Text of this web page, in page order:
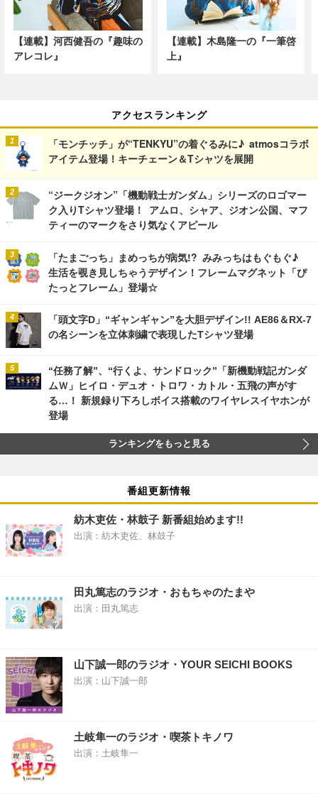
【連載】河西健吾の『趣味の
アレコレ』
【連載】木島隆一の『一筆啓
上』
アクセスランキング
「モンチッチ」が“TENKYU”の着ぐるみに♪ atmosコラボ
アイテム登場！キーチェーン＆Tシャツを展開
“ジークジオン”「機動戦士ガンダム」シリーズのロゴマー
ク入りTシャツ登場！ アムロ、シャア、ジオン公国、マフ
ティーのマークをさり気なくアピール
「たまごっち」まめっちが病気!? みみっちはもぐもぐ♪
生活を覗き見しちゃうデザイン！フレームマグネット「ぴ
たっとフレーム」登場☆
「頭文字D」“ギャンギャン”を大胆デザイン!! AE86＆RX-7
の名シーンを立体刺繍で表現したTシャツ登場
“任務了解”、“行くよ、サンドロック”「新機動戦記ガンダ
ムＷ」ヒイロ・デュオ・トロワ・カトル・五飛の声がす
る…！ 新規録り下ろしボイス搭載のワイヤレスイヤホンが
登場
ランキングをもっと見る
番組更新情報
紡木吏佐・林鼓子 新番組始めます!!
出演：紡木吏佐、林鼓子
田丸篤志のラジオ・おもちゃのたまや
出演：田丸篤志
山下誠一郎のラジオ・YOUR SEICHI BOOKS
出演：山下誠一郎
土岐隼一のラジオ・喫茶トキノワ
出演：土岐隼一